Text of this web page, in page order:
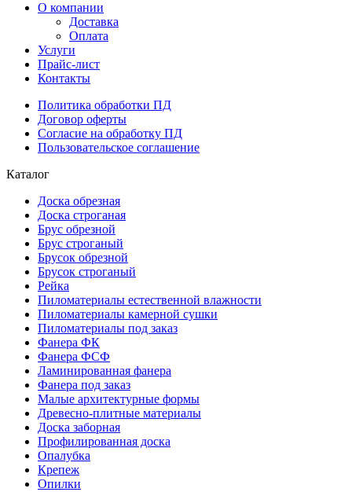
О компании
Доставка
Оплата
Услуги
Прайс-лист
Контакты
Политика обработки ПД
Договор оферты
Согласие на обработку ПД
Пользовательское соглашение
Каталог
Доска обрезная
Доска строганая
Брус обрезной
Брус строганый
Брусок обрезной
Брусок строганый
Рейка
Пиломатериалы естественной влажности
Пиломатериалы камерной сушки
Пиломатериалы под заказ
Фанера ФК
Фанера ФСФ
Ламинированная фанера
Фанера под заказ
Малые архитектурные формы
Древесно-плитные материалы
Доска заборная
Профилированная доска
Опалубка
Крепеж
Опилки